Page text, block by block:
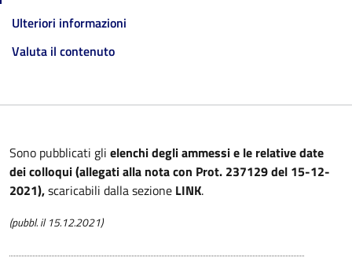
Ulteriori informazioni
Valuta il contenuto
Sono pubblicati gli elenchi degli ammessi e le relative date
dei colloqui (allegati alla nota con Prot. 237129 del 15-12-
2021),scaricabili dalla sezione LINK.
(pubbl. il 15.12.2021)